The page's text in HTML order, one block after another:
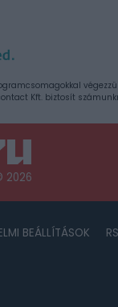
Kft. biztosít
2026
BEÁLLÍTÁSOK